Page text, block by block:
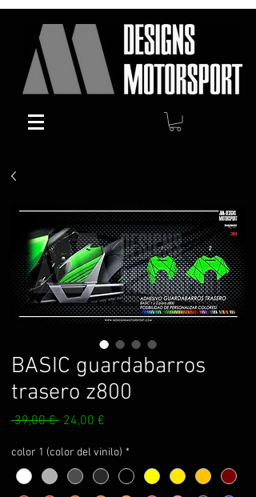
BASIC guardabarros
trasero z800
39,00 € Prezzo
24,00 €
color 1 (color del vinilo) *